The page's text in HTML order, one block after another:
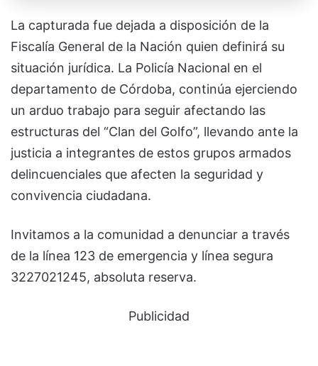
La capturada fue dejada a disposición de la
Fiscalía General de la Nación quien definirá su
situación jurídica. La Policía Nacional en el
departamento de Córdoba, continúa ejerciendo
un arduo trabajo para seguir afectando las
estructuras del “Clan del Golfo”, llevando ante la
justicia a integrantes de estos grupos armados
delincuenciales que afecten la seguridad y
convivencia ciudadana.
Invitamos a la comunidad a denunciar a través
de la línea 123 de emergencia y línea segura
3227021245, absoluta reserva.
Publicidad